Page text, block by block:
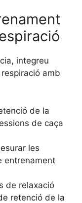
integreu
amb
de la
de caça
les
entrenament
de relaxació
retenció de la